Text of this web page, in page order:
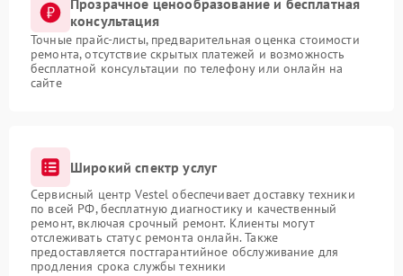
Прозрачное ценообразование и бесплатная
консультация
Точные прайс-листы, предварительная оценка стоимости
ремонта, отсутствие скрытых платежей и возможность
бесплатной консультации по телефону или онлайн на
сайте
Широкий спектр услуг
Сервисный центр Vestel обеспечивает доставку техники
по всей РФ, бесплатную диагностику и качественный
ремонт, включая срочный ремонт. Клиенты могут
отслеживать статус ремонта онлайн. Также
предоставляется постгарантийное обслуживание для
продления срока службы техники